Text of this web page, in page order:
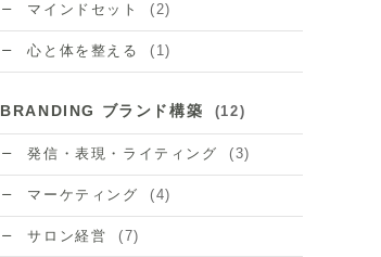
マインドセット (2)
心と体を整える (1)
BRANDING ブランド構築 (12)
発信・表現・ライティング (3)
マーケティング (4)
サロン経営 (7)